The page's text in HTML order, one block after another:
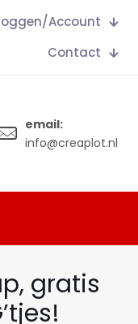
Account
Contact
email:
info@creaplot.nl
gratis